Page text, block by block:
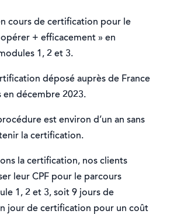
cours de certification pour le
+ efficacement » en
1, 2 et 3.
déposé auprès de France
en décembre 2023.
est environ d’un an sans
la certification.
la certification, nos clients
leur CPF pour le parcours
1, 2 et 3, soit 9 jours de
jour de certification pour un coût